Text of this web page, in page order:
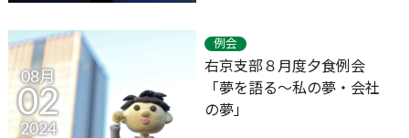
08月
02
2024
例会
右京支部８月度夕食例会
「夢を語る～私の夢・会社
の夢」